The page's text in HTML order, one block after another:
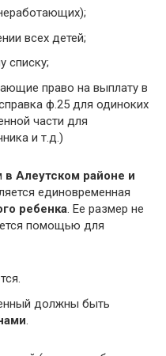
всех детей;
списку;
право на выплату в
ф.25 для одиноких
части для
и т.д.)
в Алеутском районе и
единовременная
ребенка. Ее размер не
помощью для
должны быть
.